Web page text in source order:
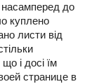
насамперед до
куплено
листи від
і досі їм
странице в